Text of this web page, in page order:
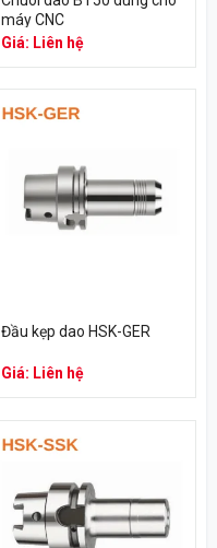
máy CNC
Giá: Liên hệ
Đầu kẹp dao HSK-GER
Giá: Liên hệ